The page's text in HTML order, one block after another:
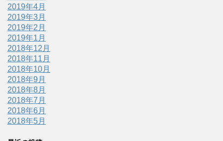
2019年4月
2019年3月
2019年2月
2019年1月
2018年12月
2018年11月
2018年10月
2018年9月
2018年8月
2018年7月
2018年6月
2018年5月